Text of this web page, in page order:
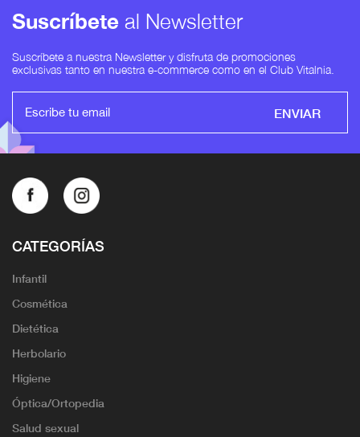
Suscríbete al Newsletter
Suscríbete a nuestra Newsletter y disfruta de promociones
exclusivas tanto en nuestra e-commerce como en el Club Vitalnia.
ENVIAR
CATEGORÍAS
Infantil
Cosmética
Dietética
Herbolario
Higiene
Óptica/Ortopedia
Salud sexual